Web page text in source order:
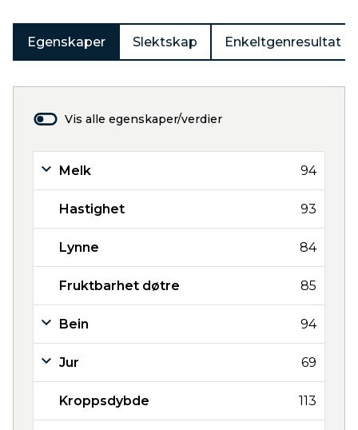
Egenskaper Slektskap Enkeltgenresultat
Vis alle egenskaper/verdier
Melk 94
Hastighet 93
Lynne 84
Fruktbarhet døtre 85
Bein 94
Jur 69
Kroppsdybde 113